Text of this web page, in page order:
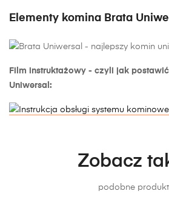
Elementy komina Brata
Film instruktażowy - czyli jak
Uniwersal:
Zobacz
podobne